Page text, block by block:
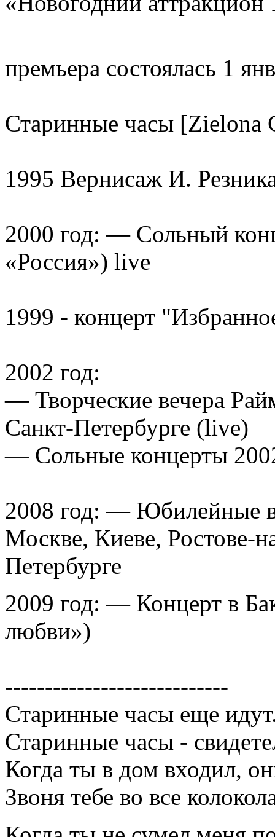
премьера состоялась 1
Старинные часы [Zielona
1995 Вернисаж И.
2000 год: — Сольный
«Россия») live
1999 - концерт
2002 год:
— Творческие вечера
Санкт-Петербурге (live)
— Сольные концерты
2008 год: — Юбилейные
Москве, Киеве, Ростове-
Петербурге
2009 год: — Концерт в
любви»)
----------------------------
Старинные часы еще
Старинные часы -
Когда ты в дом входил,
Звоня тебе во все